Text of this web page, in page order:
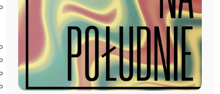
Olimpiada Literatury i Języka Polskiego dla Szkół
Podstawowych
Biblioteka
O bibliotece
Godziny otwarcia
Katalog
Nowości